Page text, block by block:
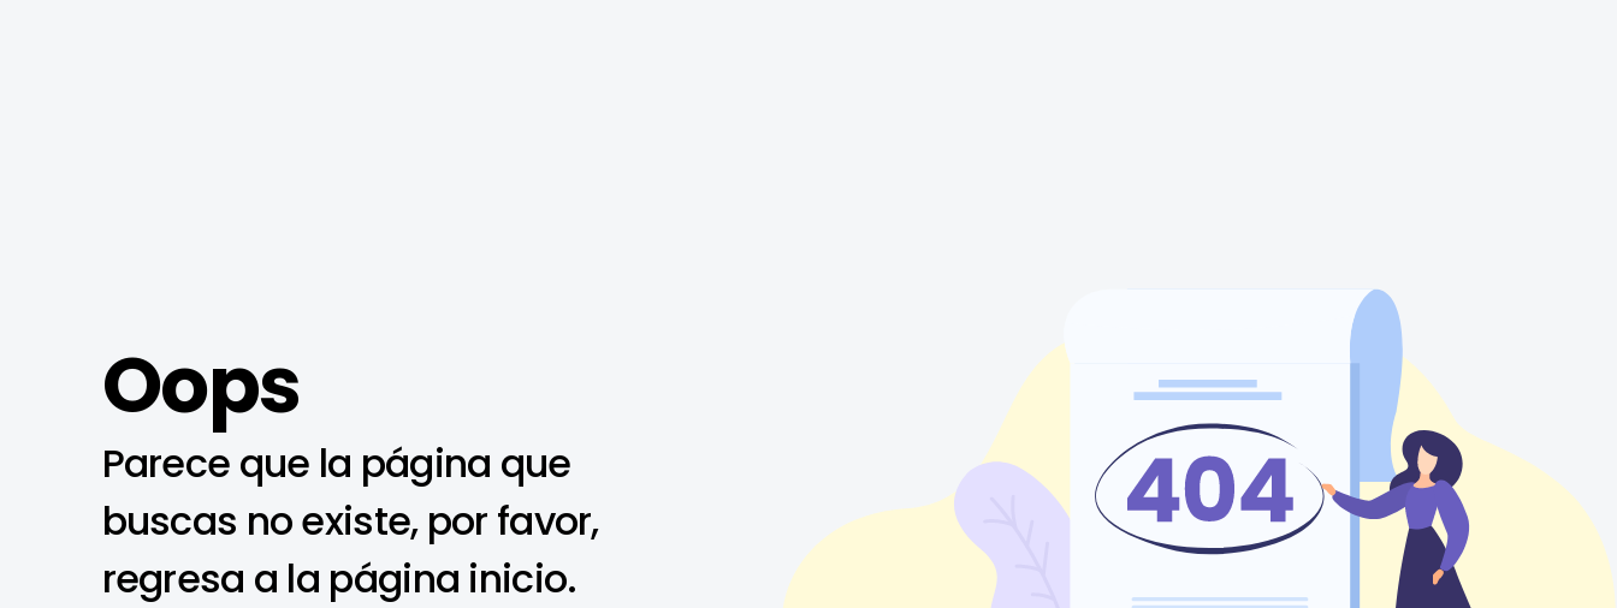
Oops
Parece que la página que
buscas no existe, por favor,
regresa a la página inicio.